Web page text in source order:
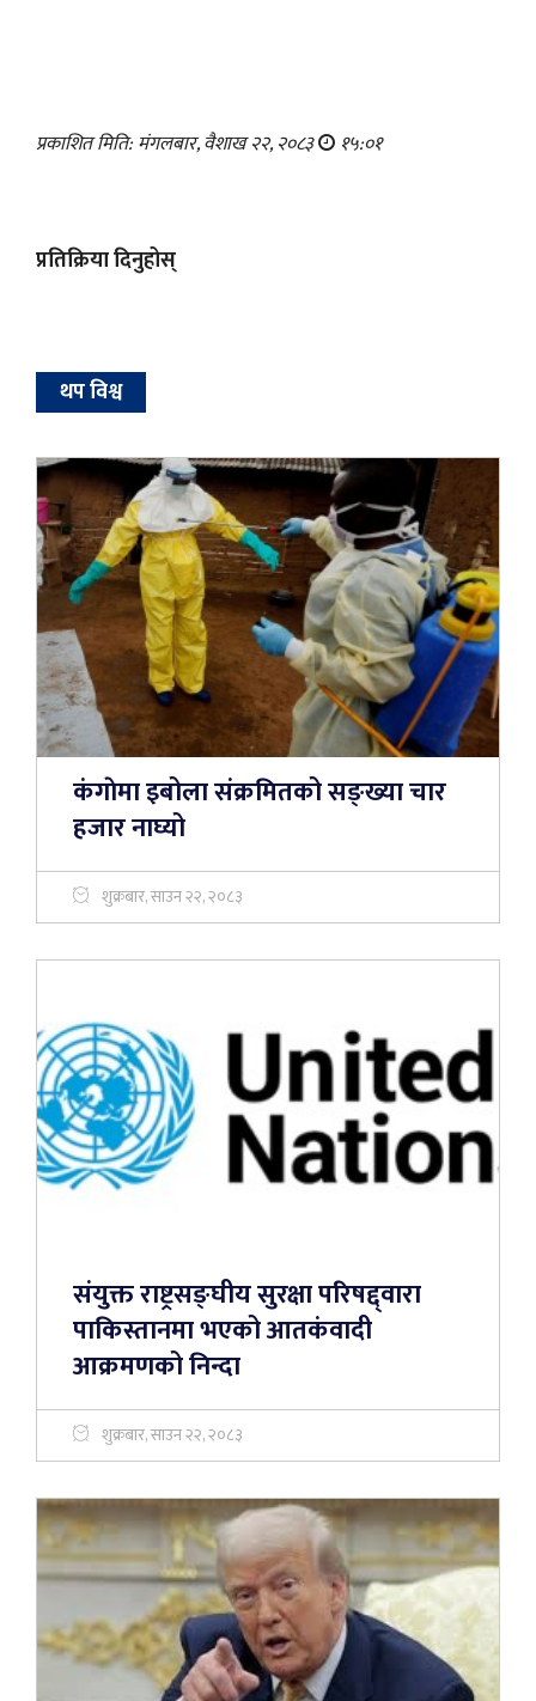
प्रकाशित मिति: मंगलबार, वैशाख २२, २०८३ १५:०१
प्रतिक्रिया दिनुहोस्
थप विश्व
कंगाेमा इबोला संक्रमितको सङ्ख्या चार
हजार नाघ्यो
शुक्रबार, साउन २२, २०८३
संयुक्त राष्ट्रसङ्घीय सुरक्षा परिषद्द्वारा
पाकिस्तानमा भएको आतकंवादी
आक्रमणको निन्दा
शुक्रबार, साउन २२, २०८३